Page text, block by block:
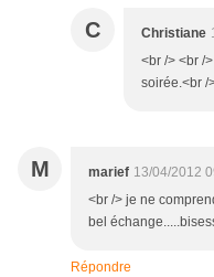
C Christiane
<br /> <br /
soirée.<br /
M marief 13/04/2012
<br /> je ne
bel
Répondre